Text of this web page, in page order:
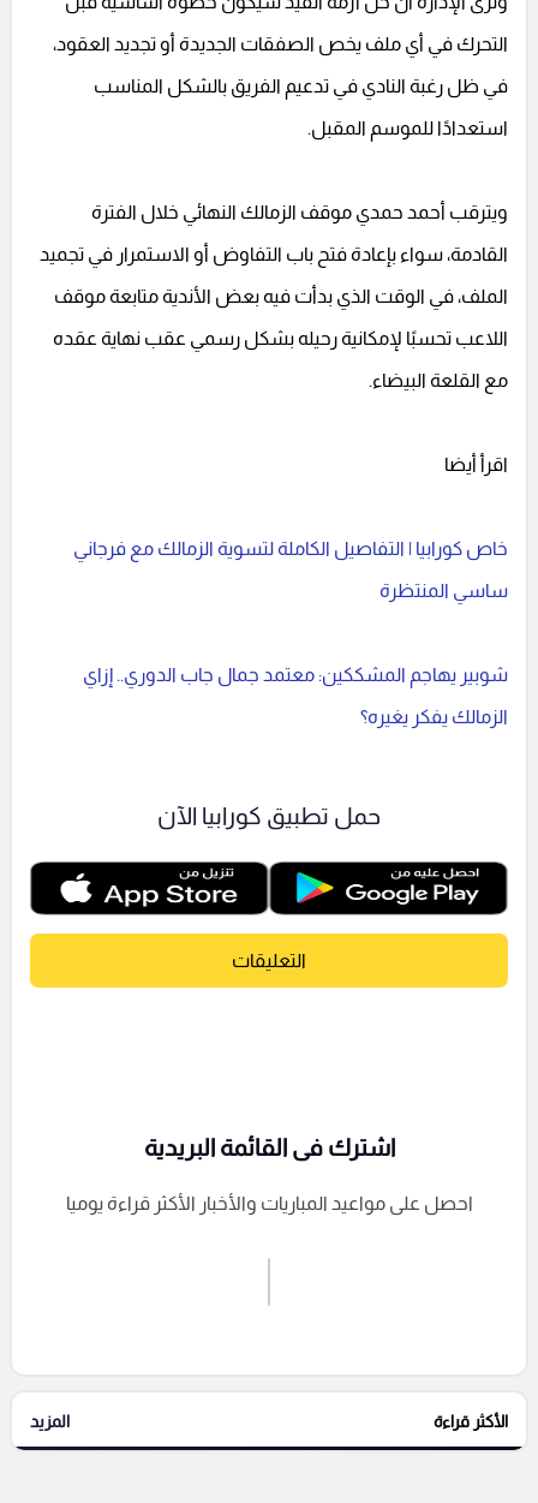
التحرك في أي ملف يخص الصفقات الجديدة أو تجديد العقود،
في ظل رغبة النادي في تدعيم الفريق بالشكل المناسب
استعدادًا للموسم المقبل.
ويترقب أحمد حمدي موقف الزمالك النهائي خلال الفترة
القادمة، سواء بإعادة فتح باب التفاوض أو الاستمرار في تجميد
الملف، في الوقت الذي بدأت فيه بعض الأندية متابعة موقف
اللاعب تحسبًا لإمكانية رحيله بشكل رسمي عقب نهاية عقده
مع القلعة البيضاء.
اقرأ أيضا
خاص كورابيا | التفاصيل الكاملة لتسوية الزمالك مع فرجاني
ساسي المنتظرة
شوبير يهاجم المشككين: معتمد جمال جاب الدوري.. إزاي
الزمالك يفكر يغيره؟
حمل تطبيق كورابيا الآن
التعليقات
إرسال تعليق
التعليقات السابقة
اشترك فى القائمة البريدية
احصل على مواعيد المباريات والأخبار الأكثر قراءة يوميا
الأكثر قراءة المزيد